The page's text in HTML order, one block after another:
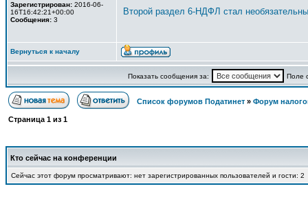
Зарегистрирован: 2016-06-
16T16:42:21+00:00
Сообщения: 3
Второй раздел 6-НДФЛ стал
Вернуться к началу
Показать сообщения за: Поле
Список форумов Податинет » Форум
Страница 1 из 1
Кто сейчас на конференции
Сейчас этот форум просматривают: нет зарегистрированных пользователей и гости: 2